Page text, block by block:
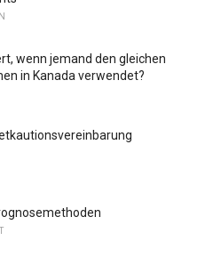
wenn jemand den gleichen
in Kanada verwendet?